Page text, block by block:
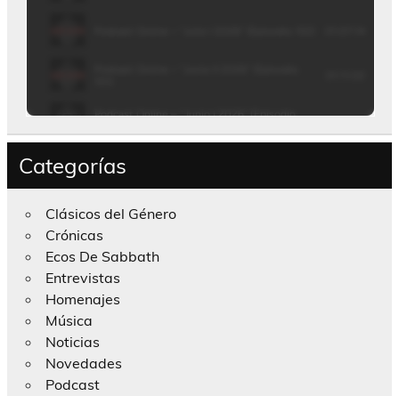
Categorías
Clásicos del Género
Crónicas
Ecos De Sabbath
Entrevistas
Homenajes
Música
Noticias
Novedades
Podcast